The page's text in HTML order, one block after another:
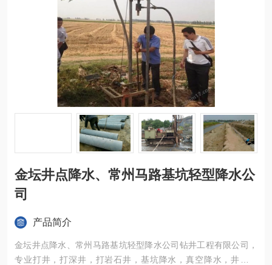
金坛井点降水、常州马路基坑轻型降水公
司
产品简介
金坛井点降水、常州马路基坑轻型降水公司钻井工程有限公司，
专业打井，打深井，打岩石井，基坑降水，真空降水，井点降